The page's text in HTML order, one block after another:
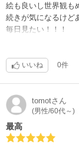
絵も良いし世界観も
続きが気になるけど
毎日見たい！！！
いいね 0件
tomotさん
(男性/60代～)
最高